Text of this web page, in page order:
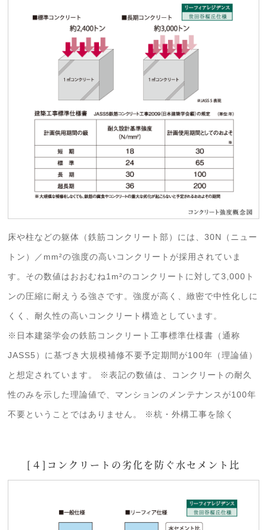
床や柱などの躯体（鉄筋コンクリート部）には、30N（ニュー
トン）／mm²の強度の高いコンクリートが採用されていま
す。その数値はおおむね1m²のコンクリートに対して3,000ト
ンの圧縮に耐えうる強さです。強度が高く、緻密で中性化しに
くく、耐久性の高いコンクリート構造としています。
※日本建築学会の鉄筋コンクリート工事標準仕様書（通称
JASS5）に基づき大規模補修不要予定期間が100年（理論値）
と想定されています。 ※表記の数値は、コンクリートの耐久
性のみを示した理論値で、マンションのメンテナンスが100年
不要ということではありません。 ※杭・外構工事を除く
[４]コンクリートの劣化を防ぐ水セメント比